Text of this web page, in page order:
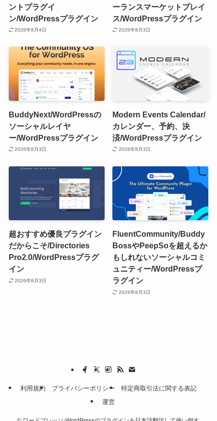
ントプラグイ
ン/WordPressプラグイン
2026年8月4日
ーランスマーケットプレイ
ス/WordPressプラグイン
2026年8月3日
BuddyNext/WordPressの
ソーシャルレイヤ
ー/WordPressプラグイン
2026年8月3日
Modern Events Calendar/
カレンダー、予約、決
済/WordPressプラグイン
2026年8月3日
超おすすめ優良プラグイン
だからこそ/Directories
Pro2.0/WordPressプラグ
イン
2026年8月3日
FluentCommunity/Buddy
BossやPeepSoを超えるか
もしれないソーシャルコミ
ュニティー/WordPressプ
ラグイン
2026年8月3日
利用規約 プライバシーポリシー
特定商取引法に関する表記
運営